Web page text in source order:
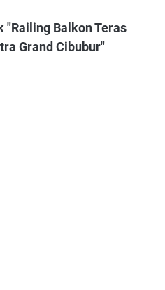
"Railing Balkon Teras
Grand Cibubur"